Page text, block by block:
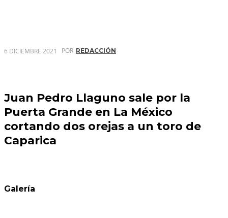
6 DICIEMBRE 2021 POR REDACCIÓN
Juan Pedro Llaguno sale por la
Puerta Grande en La México
cortando dos orejas a un toro de
Caparica
Galería